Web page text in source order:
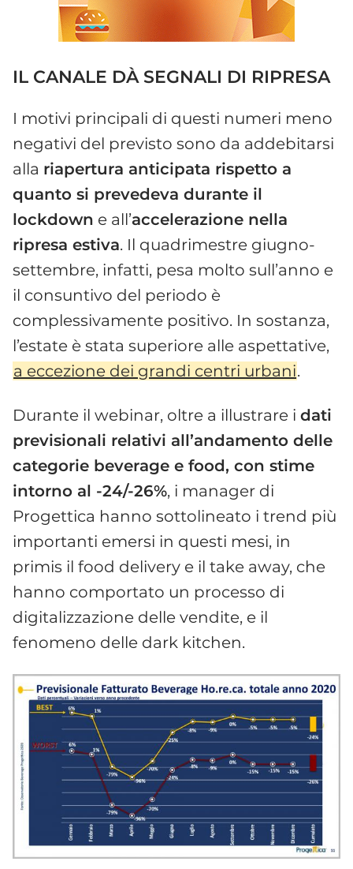
IL CANALE DÀ SEGNALI DI RIPRESA
I motivi principali di questi numeri meno
negativi del previsto sono da addebitarsi
alla riapertura anticipata rispetto a
quanto si prevedeva durante il
lockdown e all’accelerazione nella
ripresa estiva. Il quadrimestre giugno-
settembre, infatti, pesa molto sull’anno e
il consuntivo del periodo è
complessivamente positivo. In sostanza,
l’estate è stata superiore alle aspettative,
a eccezione dei grandi centri urbani.
Durante il webinar, oltre a illustrare i dati
previsionali relativi all’andamento delle
categorie beverage e food, con stime
intorno al -24/-26%, i manager di
Progettica hanno sottolineato i trend più
importanti emersi in questi mesi, in
primis il food delivery e il take away, che
hanno comportato un processo di
digitalizzazione delle vendite, e il
fenomeno delle dark kitchen.